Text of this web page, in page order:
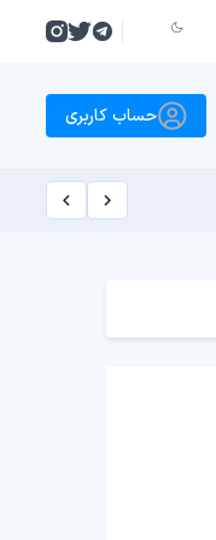
حساب کاربری